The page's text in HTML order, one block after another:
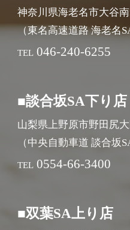
神奈川県海老名市大谷
（東名高速道路 海老名
TEL 046-240-6255
■談合坂SA下り店
山梨県上野原市野田尻
（中央自動車道 談合坂
TEL 0554-66-3400
■双葉SA上り店